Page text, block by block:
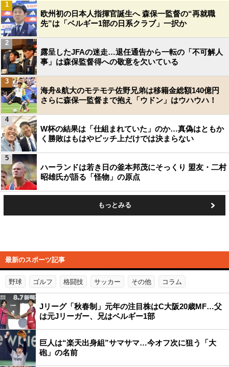
欧州初の日本人指揮官誕生へ 森保一監督の“再就職
先”は「ベルギー1部の日系クラブ」一択か
1
露呈したJFAの迷走…退任通告から一転の「不可解人
事」は森保監督得への敬意を欠いている
2
海舟&航大のモテモテ佐野兄弟は移籍金総額140億円
さらに森保一監督まで抱え「ウドン」はウハウハ！
3
W杯の結果は「仕組まれていた」のか…真偽はともか
く勝敗はもはやピッチ上だけでは決まらない
4
ハーランドは若き日の釜本邦茂にそっくり 盟友・二村
昭雄氏が語る「怪物」の原点
5
もっとみる
最新のスポーツ記事
野球 ゴルフ 格闘技 サッカー その他 コラム
Jリーグ「秋春制」元年の注目株はC大阪20歳MF…父
は元Jリーガー、兄はベルギー1部
巨人は“楽天出身組”サマサマ…今オフ次に狙う「大
砲」の名前